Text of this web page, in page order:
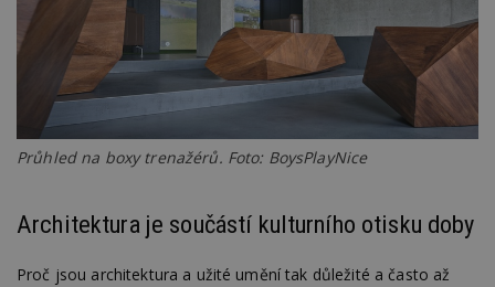
Průhled na boxy trenažérů. Foto: BoysPlayNice
Architektura je součástí kulturního otisku doby
Proč jsou architektura a užité umění tak důležité a často až